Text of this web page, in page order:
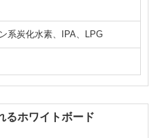
系炭化水素、IPA、LPG
るホワイトボード